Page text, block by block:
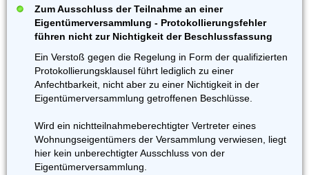
Zum Ausschluss der Teilnahme an einer
Eigentümerversammlung - Protokollierungsfehler
führen nicht zur Nichtigkeit der Beschlussfassung
Ein Verstoß gegen die Regelung in Form der qualifizierten
Protokollierungsklausel führt lediglich zu einer
Anfechtbarkeit, nicht aber zu einer Nichtigkeit in der
Eigentümerversammlung getroffenen Beschlüsse.
Wird ein nichtteilnahmeberechtigter Vertreter eines
Wohnungseigentümers der Versammlung verwiesen, liegt
hier kein unberechtigter Ausschluss von der
Eigentümerversammlung.